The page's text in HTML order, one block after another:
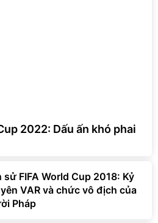
2022: Dấu ấn khó phai
sử FIFA World Cup 2018: Kỷ
VAR và chức vô địch của
Pháp